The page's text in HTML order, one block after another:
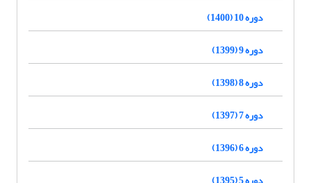
دوره 10 (1400)
دوره 9 (1399)
دوره 8 (1398)
دوره 7 (1397)
دوره 6 (1396)